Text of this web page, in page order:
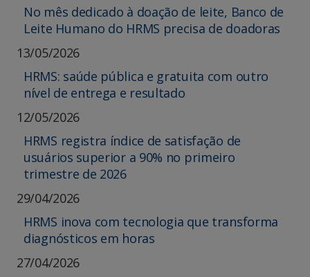
No mês dedicado à doação de leite, Banco de
Leite Humano do HRMS precisa de doadoras
13/05/2026
HRMS: saúde pública e gratuita com outro
nível de entrega e resultado
12/05/2026
HRMS registra índice de satisfação de
usuários superior a 90% no primeiro
trimestre de 2026
29/04/2026
HRMS inova com tecnologia que transforma
diagnósticos em horas
27/04/2026